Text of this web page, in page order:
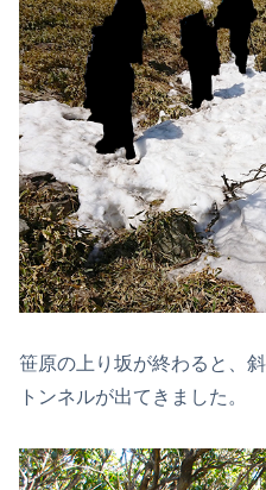
笹原の上り坂が終わると、
トンネルが出てきました。